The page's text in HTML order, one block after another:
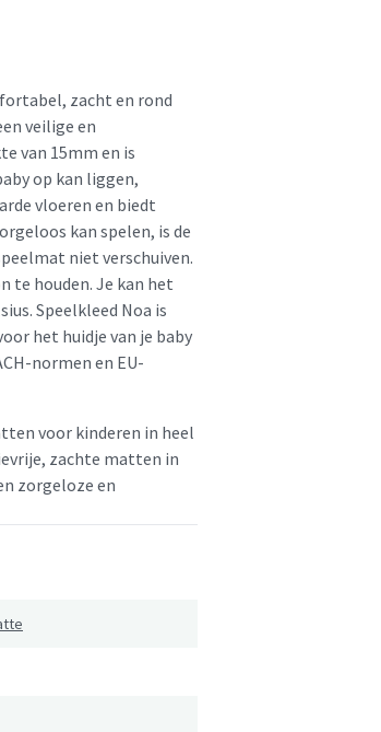
zacht en rond
veilige en
van 15mm en is
op kan liggen,
vloeren en biedt
kan spelen, is de
niet verschuiven.
te houden. Je kan het
Speelkleed Noa is
het huidje van je baby
normen en EU-
voor kinderen in heel
zachte matten in
zorgeloze en